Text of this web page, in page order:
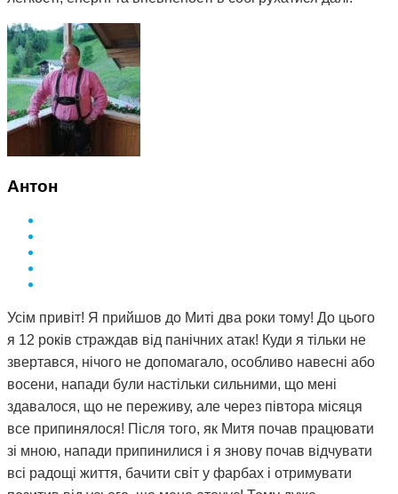
Антон
Усім привіт! Я прийшов до Миті два роки тому! До цього
я 12 років страждав від панічних атак! Куди я тільки не
звертався, нічого не допомагало, особливо навесні або
восени, напади були настільки сильними, що мені
здавалося, що не переживу, але через півтора місяця
все припинялося! Після того, як Митя почав працювати
зі мною, напади припинилися і я знову почав відчувати
всі радощі життя, бачити світ у фарбах і отримувати